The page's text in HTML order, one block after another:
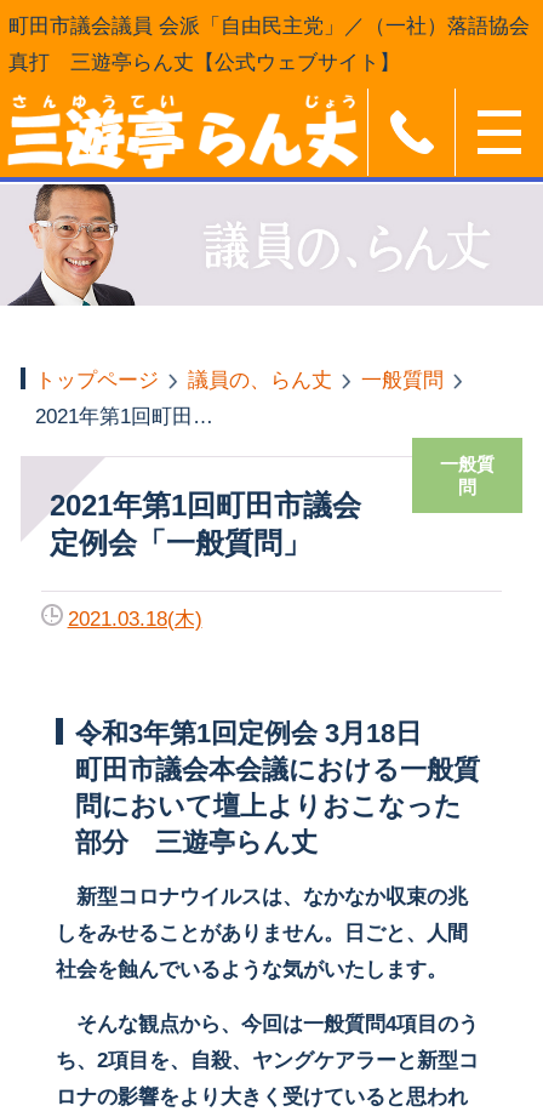
町田市議会議員 会派「自由民主党」／（一社）落語協会
真打 三遊亭らん丈【公式ウェブサイト】
トップページ 議員の、らん丈
一般質問
2021年第1回町田市議会 定例会「一般質問」
2021年第1回町田市議会
定例会「一般質問」
一般質
問
2021.03.18(木)
令和3年第1回定例会 3月18日
町田市議会本会議における一般質
問において壇上よりおこなった
部分 三遊亭らん丈
新型コロナウイルスは、なかなか収束の兆
しをみせることがありません。日ごと、人間
社会を蝕んでいるような気がいたします。
そんな観点から、今回は一般質問4項目のう
ち、2項目を、自殺、ヤングケアラーと新型コ
ロナの影響をより大きく受けていると思われ